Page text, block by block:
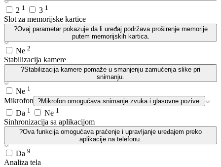
2 1 3 1
Slot za memorijske kartice
?Ovaj parametar pokazuje da li uređaj podržava proširenje memorije
putem memorijskih kartica.
Ne 2
Stabilizacija kamere
?Stabilizacija kamere pomaže u smanjenju zamućenja slike pri
snimanju.
Ne 1
Mikrofon ?Mikrofon omogućava snimanje zvuka i glasovne pozive.
Da 1 Ne 1
Sinhronizacija sa aplikacijom
?Ova funkcija omogućava praćenje i upravljanje uređajem preko
aplikacije na telefonu.
Da 9
Analiza tela